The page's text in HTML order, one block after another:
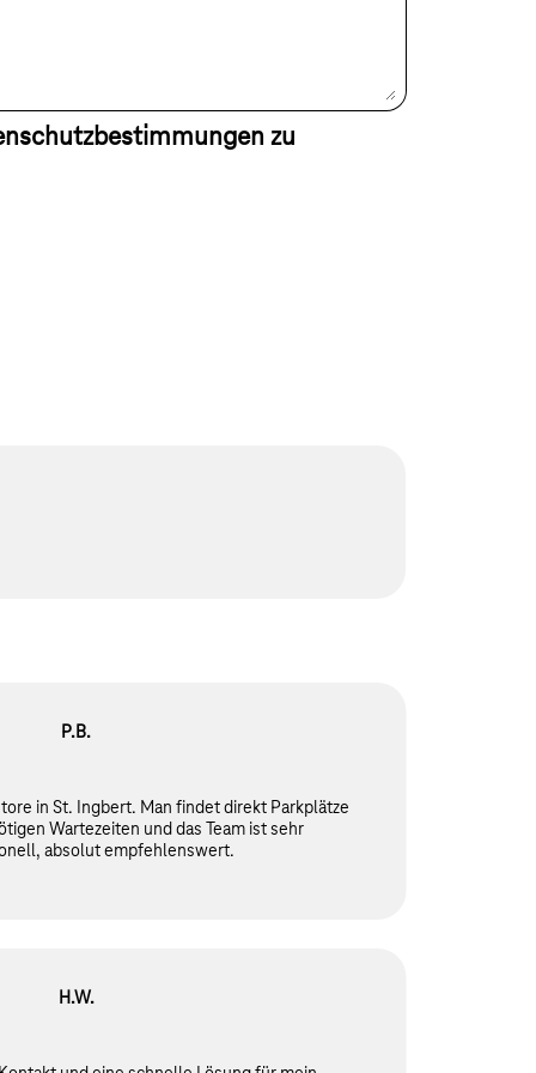
zu
P.B.
in St. Ingbert. Man findet direkt Parkplätze
Wartezeiten und das Team ist sehr
absolut empfehlenswert.
H.W.